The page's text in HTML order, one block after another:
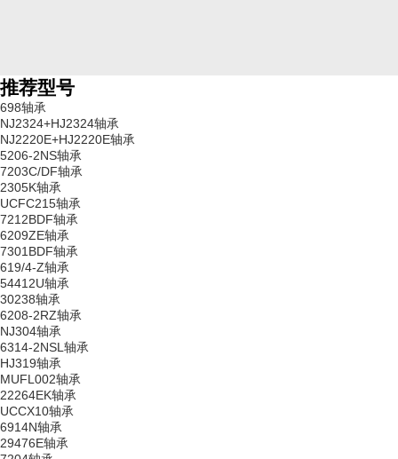
推荐型号
698轴承
NJ2324+HJ2324轴承
NJ2220E+HJ2220E轴承
5206-2NS轴承
7203C/DF轴承
2305K轴承
UCFC215轴承
7212BDF轴承
6209ZE轴承
7301BDF轴承
619/4-Z轴承
54412U轴承
30238轴承
6208-2RZ轴承
NJ304轴承
6314-2NSL轴承
HJ319轴承
MUFL002轴承
22264EK轴承
UCCX10轴承
6914N轴承
29476E轴承